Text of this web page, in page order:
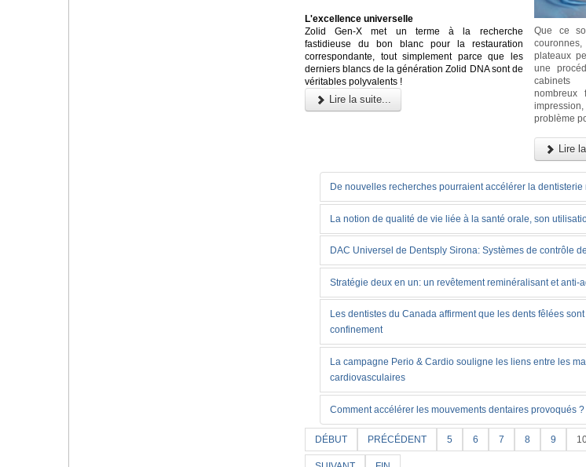
L'excellence universelle
Zolid Gen-X met un terme à la recherche
fastidieuse du bon blanc pour la restauration
correspondante, tout simplement parce que les
derniers blancs de la génération Zolid DNA sont de
véritables polyvalents !
Lire la suite...
Que ce
plateaux
une
cabinets
nombreux
problème
Lire
De nouvelles recherches pourraient accélérer la dentisterie
La notion de qualité de vie liée à la santé orale, son
DAC Universel de Dentsply Sirona: Systèmes de contrôle
Stratégie deux en un: un revêtement reminéralisant et anti-
Les dentistes du Canada affirment que les dents fêlées
confinement
La campagne Perio & Cardio souligne les liens entre les
cardiovasculaires
Comment accélérer les mouvements dentaires provoqués
DÉBUT PRÉCÉDENT 5 6 7 8 9